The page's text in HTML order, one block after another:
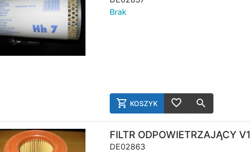
Brak
KOSZYK
AddToCart
AddToWishlist
FILTR ODPOWIETRZAJĄCY V1
DE02863